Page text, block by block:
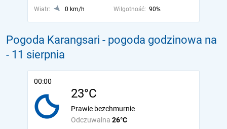
Wiatr:
0 km/h Wilgotność: 90%
Pogoda Karangsari - pogoda godzinowa na
- 11 sierpnia
00:00
23°C
Odczuwalna 26°C
Prawie bezchmurnie